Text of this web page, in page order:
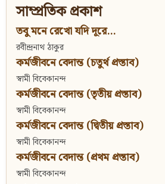
সাম্প্রতিক প্রকাশ
তবু মনে রেখো যদি দূরে...
রবীন্দ্রনাথ ঠাকুর
কর্মজীবনে বেদান্ত (চতুর্থ প্রস্তাব)
স্বামী বিবেকানন্দ
কর্মজীবনে বেদান্ত (তৃতীয় প্রস্তাব)
স্বামী বিবেকানন্দ
কর্মজীবনে বেদান্ত (দ্বিতীয় প্রস্তাব)
স্বামী বিবেকানন্দ
কর্মজীবনে বেদান্ত (প্রথম প্রস্তাব)
স্বামী বিবেকানন্দ